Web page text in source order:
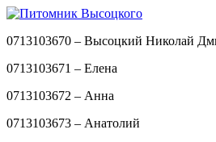
0713103670 – Высоцкий Николай
0713103671 – Елена
0713103672 – Анна
0713103673 – Анатолий